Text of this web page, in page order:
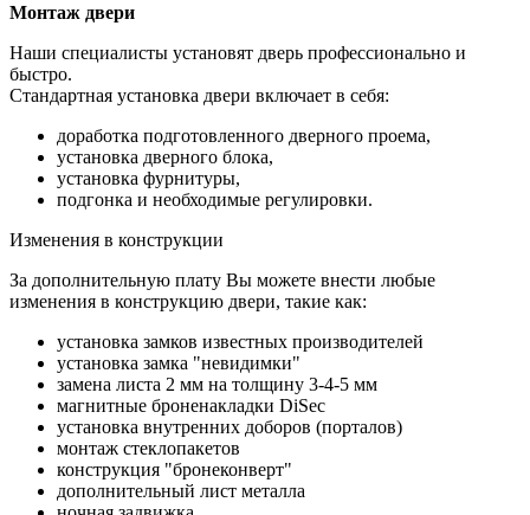
Монтаж двери
Наши специалисты установят дверь профессионально и
быстро.
Стандартная установка двери включает в себя:
доработка подготовленного дверного проема,
установка дверного блока,
установка фурнитуры,
подгонка и необходимые регулировки.
Изменения в конструкции
За дополнительную плату Вы можете внести любые
изменения в конструкцию двери, такие как:
установка замков известных производителей
установка замка "невидимки"
замена листа 2 мм на толщину 3-4-5 мм
магнитные броненакладки DiSec
установка внутренних доборов (порталов)
монтаж стеклопакетов
конструкция "бронеконверт"
дополнительный лист металла